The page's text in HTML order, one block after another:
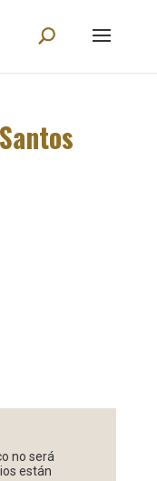
no será
están